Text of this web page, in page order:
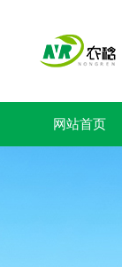
网站首页